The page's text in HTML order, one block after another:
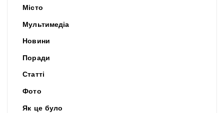
Місто
Мультимедіа
Новини
Поради
Статті
Фото
Як це було